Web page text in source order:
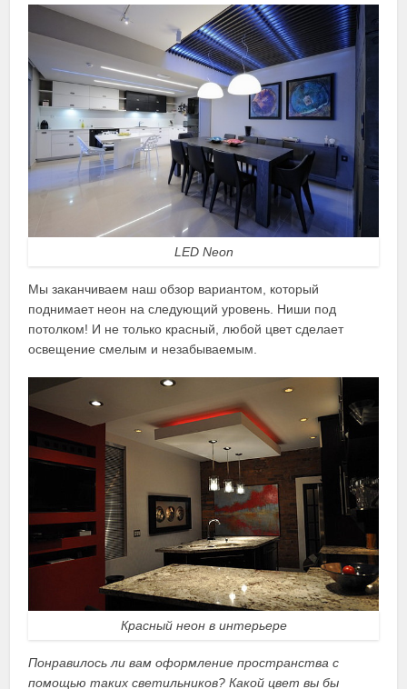
LED Neon
Мы заканчиваем наш обзор вариантом, который
поднимает неон на следующий уровень. Ниши под
потолком! И не только красный, любой цвет сделает
освещение смелым и незабываемым.
Красный неон в интерьере
Понравилось ли вам оформление пространства с
помощью таких светильников? Какой цвет вы бы